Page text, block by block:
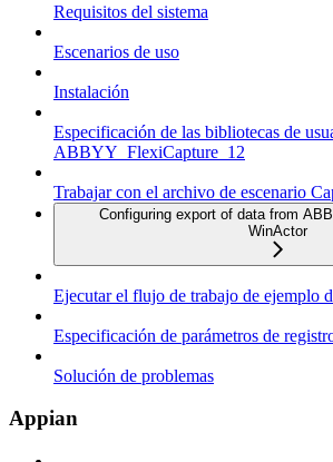
Requisitos del sistema
Escenarios de uso
Instalación
Especificación de las bibliotecas de
ABBYY_FlexiCapture_12
Trabajar con el archivo de escenario
Configuring export of data from
WinActor
Ejecutar el flujo de trabajo de ejemplo
Especificación de parámetros de
Solución de problemas
Appian